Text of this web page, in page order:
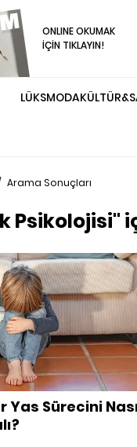
ONLINE OKUMAK
İÇİN TIKLAYIN!
LÜKSMODA
Arama Sonuçları
Psikolojisi"
Yas Sürecini